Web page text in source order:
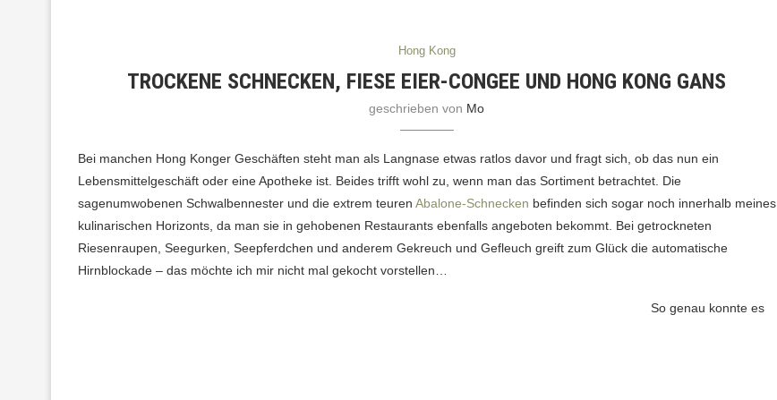
Hong Kong
TROCKENE SCHNECKEN, FIESE EIER-CONGEE UND HONG KONG GANS
geschrieben von Mo
Bei manchen Hong Konger Geschäften steht man als Langnase etwas ratlos davor und fragt sich, ob das nun ein
Lebensmittelgeschäft oder eine Apotheke ist. Beides trifft wohl zu, wenn man das Sortiment betrachtet. Die
sagenumwobenen Schwalbennester und die extrem teuren Abalone-Schnecken befinden sich sogar noch innerhalb meines
kulinarischen Horizonts, da man sie in gehobenen Restaurants ebenfalls angeboten bekommt. Bei getrockneten
Riesenraupen, Seegurken, Seepferdchen und anderem Gekreuch und Gefleuch greift zum Glück die automatische
Hirnblockade – das möchte ich mir nicht mal gekocht vorstellen…
So genau konnte es